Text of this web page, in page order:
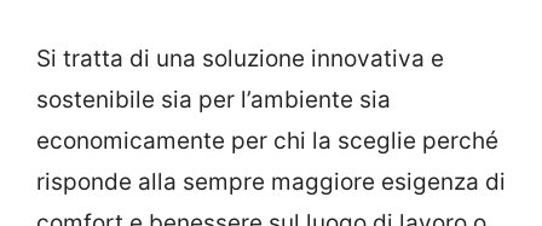
Si tratta di una soluzione innovativa e
sostenibile sia per l’ambiente sia
economicamente per chi la sceglie perché
risponde alla sempre maggiore esigenza di